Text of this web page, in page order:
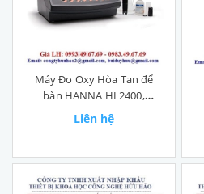
Máy Đo Oxy Hòa Tan để
bàn HANNA HI 2400,
HI2400-02
Liên hệ